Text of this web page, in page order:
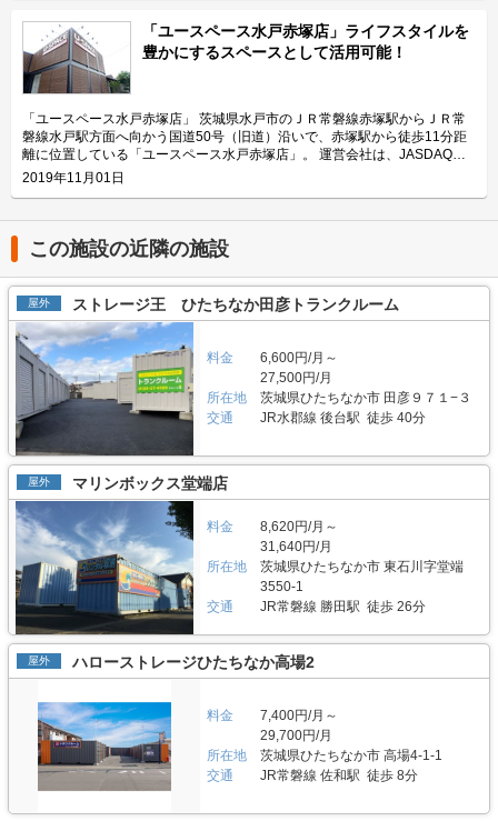
ている「ユースペース宇都宮中今泉店」の特長や利用用途などをご紹介致し
ます。 「ユースペース宇都宮中今泉店」の特長を教えてください。 「ユー
スペース宇都宮中今泉店」はトランクルームを通じてライフスタイルを豊か
にするというコンセプト「+U」の施設としてお客様に付加価値のある快適
な空間を提供したいという想いから、通常の収納スペースのほか、趣味やテ
レワークの場所としても利用可能な「隠れ家ルーム」、収納する荷物の整
理・手入れが可能なご契約者様共有の「ワークスペース」といった付加価値
をつけた部屋も提供しています。また、お客様からの「棚板が付いている方
が収納がしやすく便利」という声を受けて、サイズの小さいS1タイプ、S2
タイプのお部屋には全て棚板を標準装備として提供するなどお客様目線で店
舗を運営しています。 主にどんな方がご利用されているのでしょうか？
「ユースペース宇都宮中今泉店」が位置する栃木県宇都宮市は、20年前と
比較して人口が増えていることもあり、近隣にお住いのファミリー層などの
利用が多く、書類や本などのほか、「ワークスペース」を利用して荷物の整
理・手入れが可能なためゴルフバックなどの収容ニーズも高いです。また、
奥州街道に面した立地で専用駐車場もあるため、内装業者様が材料置き場と
して利用するなど法人にも利用されています。 セキュリティや安全面につ
いて教えてください。 「ユースペース宇都宮中今泉店」は、安心してご利
用頂けるように防犯カメラは1階の入口、2階の裏口、各フロアの通路にそ
れぞれ1台ずつの計4台が設置されているだけでなく、定期的に店舗を巡回
することで安全性を高めています。また、無人店舗ではありますが、非常ボ
タンも設置しておりますので、有事の際には提携警備会社が駆けつける仕組
みとなっています。設備面でも建物に断熱材を使用しているほか、お客様の
設置しています。エレベーター、台車、踏み台など、荷物をより簡単に出し
入れできる設備も完備しているため、女性一人でのご利用も安心です。 費
用や契約について教えてください。 収納スペースの価格帯は月額4,200円～
42,900円（税込）、サイズタイプは0.5帖から3.3帖まで幅広くご用意してい
ます。初期費用として賃料3か月分(前納)のほか、基本管理設備料(賃料1か
月分)が掛かります。お支払いにつきましては、クレジットカード払いある
いは口座振替をご利用頂けます。「ユースペース宇都宮中今泉店」は施設見
学可能なトランクルームなので、ご契約の前に部屋の雰囲気や広さなどが確
認できます。ご希望の方はLIFULLトランクルームから電話やメールにてお
気軽にお問い合わせください。 編集後記 三協フロンテア株式会社の「ユー
スペース宇都宮中今泉店」は清潔感と安心感があるトランクルームだった。
外観にはルーバーパネルが使われており、一見してトランクルームとは思え
ないほどお洒落でデザインのこだわりも感じた。また万全なセキュリティか
らくる安心感や、お客様目線での除湿機の設置や棚板付きルームなど気遣い
も感じぜひ利用したいと思える施設だった。また、「ユースペース宇都宮中
今泉店」の隠れ家ルームは、エアコンと換気扇が設置されているだけでな
く、テレワークの場所として需要が高まっていることからWi-Fiも設置され
ているなど付加価値の高い部屋も提供しており、利用客に寄り添った店舗で
あると感じた。またゴルフバックや大型の荷物を収納したい場合には、1ヶ
月の管理料にプラス1,000円（税込）で使えるワークスペースを活用して現
「ユースペース水戸赤塚店」ライフスタイルを
豊かにするスペースとして活用可能！
「ユースペース水戸赤塚店」 茨城県水戸市のＪＲ常磐線赤塚駅からＪＲ常
磐線水戸駅方面へ向かう国道50号（旧道）沿いで、赤塚駅から徒歩11分距
離に位置している「ユースペース水戸赤塚店」。 運営会社は、JASDAQに
上場している企業で全国に395店舗、約21,000室のトランクルームを直接運
営している（2019年8月末現在）三協フロンテア株式会社。近年はレンタル
充している会社です。 今回は、三協フロンテア株式会社が運営している
「ユースペース水戸赤塚店」の特徴や利用用途などをご紹介します。 「ユ
ースペース水戸赤塚店」の特徴を教えてください。 「ユースペース水戸赤
塚店」はトランクルームを通じてライフスタイルを豊かにするというコンセ
プトのもと、通常タイプ99室のほかに「+U」エリアを併設しました。一時
滞在型の「隠れ家ルーム」や作業が可能な「ワークスペース」、その他にも
電源付きルームやクローゼットルームなど付加価値をつけた部屋も提供して
います。 駐車場があるので大型荷物の出し入れも安心です。また、広さは
0.3帖の小さい部屋から3.4帖の部屋まで様々なサイズがあるため、用途に合
わせてご利用いただけます。 主にどんな方がご利用されているのでしょう
か？ 近隣の主婦のお客様に多く利用されております。主な収納リストは衣
類、家具、アウトドア用品などがあります。 「ユースペース水戸赤塚店」
では当店を中心に仕事したい方のためにワークスペースも提供しています。
また、室内にはリラックスできるBGMやアロマなど、快適な空間を演出す
る装置も用意しています。エレベーター、台車、踏み台など、荷物をより簡
単に出し入れできる設備も完備しているため、女性一人でのご利用も安心で
す。 セキュリティや安全面について教えてください。 安心してご利用いた
だけるよう屋内施設には監視カメラやモニターを設置し、定期的な巡回を行
っております。またご契約の中には動産総合保険も含まれておりますので、
万が一のときも安心いただけます。加えて、人感LEDライトなどを兼ね備え
た室内タイプの収納スペースであるので、女性の方でも安心して使えるよう
に工夫しています。入口は専用キーで解錠できるため、365日24時間いつで
もご利用いただけます。空調換気設備としてエアコン、サーキュレーターな
どを設置しお客様が満足できるサービスを提供しています。 費用や契約に
ついて教えてください。 ご契約では、月々の賃料のほかに基本管理整備料
（賃料1ヶ月分）をいただいておりますが、それ以外にお支払いいただく固
（見学）チェックをおすすめをしています。時期によって特別賃貸キャンペ
ーンや、他社のりかえウェルカムキャンペーンなども開催しています。最短
1ヶ月などの短期利用や即日利用も可能です。月々のお支払いは、口座振替
やクレジットカード決済がご利用いただけます。 編集後記 「ユースペース
水戸赤塚店」は清潔感と安心感があるトランクルームだった。トランクルー
ムの色は白を基調とし、全体的に清潔感があり、万全なセキュリティ設備や
上場企業が管理している施設などで安心して使える要素が多いトランクルー
2019年11月01日
この施設の近隣の施設
屋外 ストレージ王 ひたちなか田彦トランクルーム
料金
6,600円/月～
27,500円/月
所在地
茨城県ひたちなか市 田彦９７１−３
交通
JR水郡線 後台駅 徒歩 40分
屋外 マリンボックス堂端店
料金
8,620円/月～
31,640円/月
所在地
茨城県ひたちなか市 東石川字堂端
3550-1
交通
JR常磐線 勝田駅 徒歩 26分
屋外 ハローストレージひたちなか高場2
料金
7,400円/月～
29,700円/月
所在地
茨城県ひたちなか市 高場4-1-1
交通
JR常磐線 佐和駅 徒歩 8分